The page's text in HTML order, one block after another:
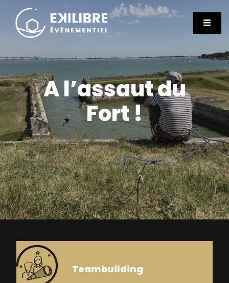
A l’assaut du
Fort !
Teambuilding